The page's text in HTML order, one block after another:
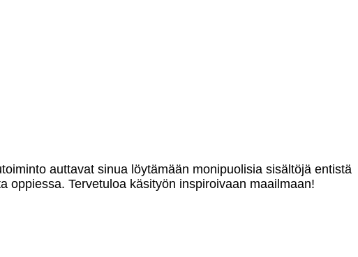
auttavat sinua löytämään monipuolisia sisältöjä entistä
oppiessa. Tervetuloa käsityön inspiroivaan maailmaan!